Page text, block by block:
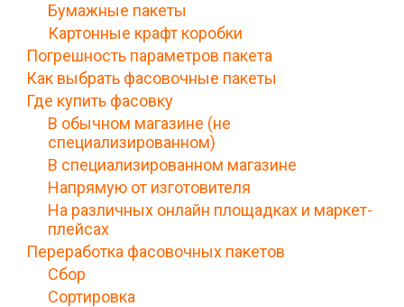
Бумажные пакеты
Картонные крафт коробки
Погрешность параметров пакета
Как выбрать фасовочные пакеты
Где купить фасовку
В обычном магазине (не
специализированном)
В специализированном магазине
Напрямую от изготовителя
На различных онлайн площадках и маркет-
плейсах
Переработка фасовочных пакетов
Сбор
Сортировка